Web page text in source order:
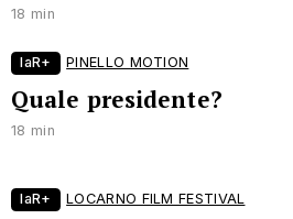
18 min
laR+ PINELLO MOTION
Quale presidente?
18 min
laR+ LOCARNO FILM FESTIVAL